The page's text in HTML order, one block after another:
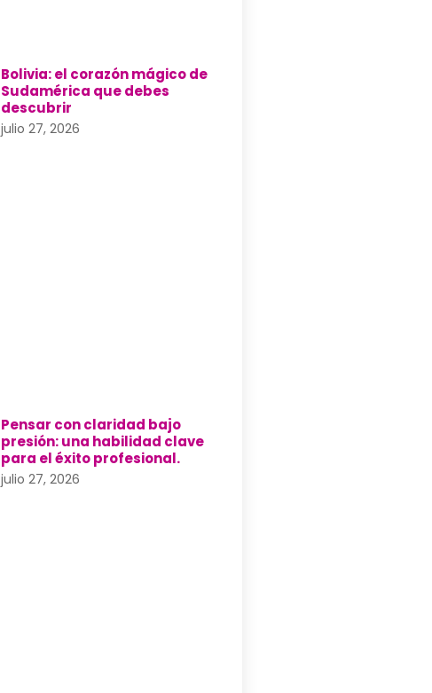
Bolivia: el corazón mágico de
Sudamérica que debes
descubrir
julio 27, 2026
Pensar con claridad bajo
presión: una habilidad clave
para el éxito profesional.
julio 27, 2026